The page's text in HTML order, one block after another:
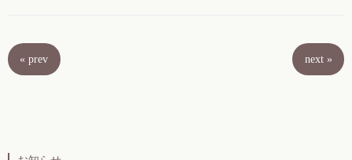
« prev next »